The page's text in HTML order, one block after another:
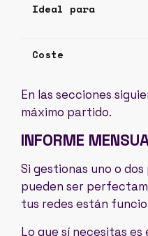
Ideal para
Coste
En las secciones
máximo partido.
INFORME
Si gestionas uno o
pueden ser
tus redes están
Lo que sí necesitas